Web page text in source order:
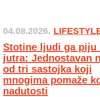
04.08.2026.
Stotine ljudi ga piju
jutra: Jednostavan
od tri sastojka koji
mnogima pomaže
nadutosti